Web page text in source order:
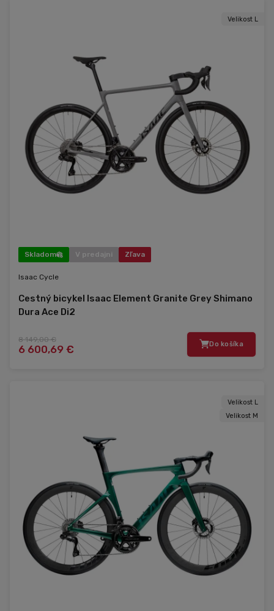
Velikost L
Skladom V predajni Zľava
Isaac Cycle
Cestný bicykel Isaac Element Granite Grey Shimano
Dura Ace Di2
8 149,00 €
6 600,69 € Do košíka
Velikost L
Velikost M